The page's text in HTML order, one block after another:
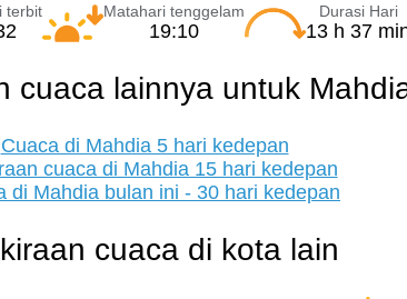
terbit Matahari tenggelam
19:10
Durasi Hari
13 h 37
cuaca lainnya untuk
Cuaca di Mahdia 5 hari kedepan
cuaca di Mahdia 15 hari kedepan
di Mahdia bulan ini - 30 hari kedepan
cuaca di kota lain